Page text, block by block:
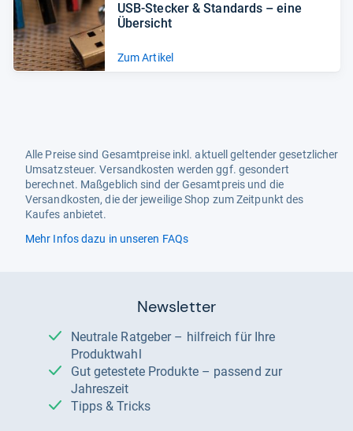
USB-​Ste­cker & Stan­dards – eine
Über­sicht
Zum Artikel
Alle Preise sind Gesamtpreise inkl. aktuell geltender gesetzlicher
Umsatzsteuer. Versandkosten werden ggf. gesondert
berechnet. Maßgeblich sind der Gesamtpreis und die
Versandkosten, die der jeweilige Shop zum Zeitpunkt des
Kaufes anbietet.
Mehr Infos dazu in unseren FAQs
Newsletter
Neutrale Ratgeber – hilfreich für Ihre
Produktwahl
Gut getestete Produkte – passend zur
Jahreszeit
Tipps & Tricks